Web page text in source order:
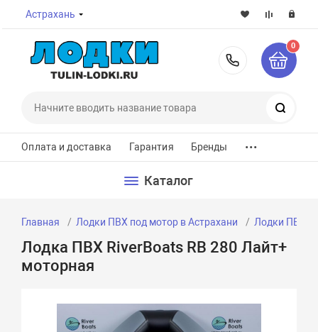
Астрахань
8-800-
0
Оплата и доставка Гарантия Бренды ...
Каталог
Главная Лодки ПВХ под мотор в Астрахани Лодки ПВХ
Лодка ПВХ RiverBoats RB 280 Лайт+
моторная